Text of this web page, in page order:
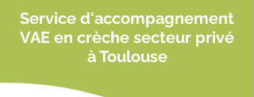
Service d'accompagnement
VAE en crèche secteur privé
à Toulouse